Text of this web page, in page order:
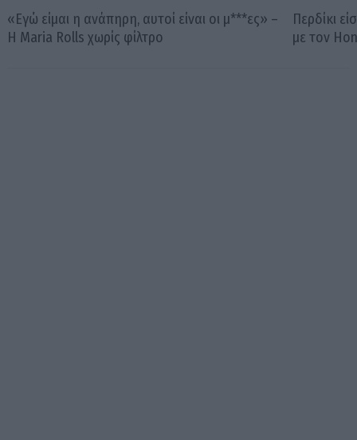
«Εγώ είμαι η ανάπηρη, αυτοί είναι οι μ***ες» –
Η Maria Rolls χωρίς φίλτρο
Περδίκι
με τον